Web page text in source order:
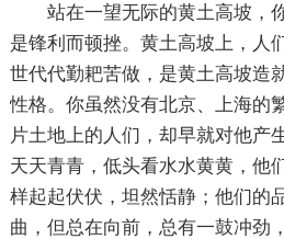
站在一望无际的黄土高坡，
是锋利而顿挫。黄土高坡上，人
世代代勤耙苦做，是黄土高坡造
性格。你虽然没有北京、上海的
片土地上的人们，却早就对他产
天天青青，低头看水水黄黄，他
样起起伏伏，坦然恬静；他们的
曲，但总在向前，总有一鼓冲劲